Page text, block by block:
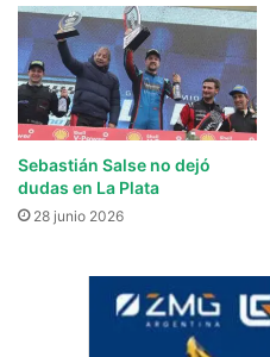
Sebastián Salse no dejó
dudas en La Plata
28 junio 2026